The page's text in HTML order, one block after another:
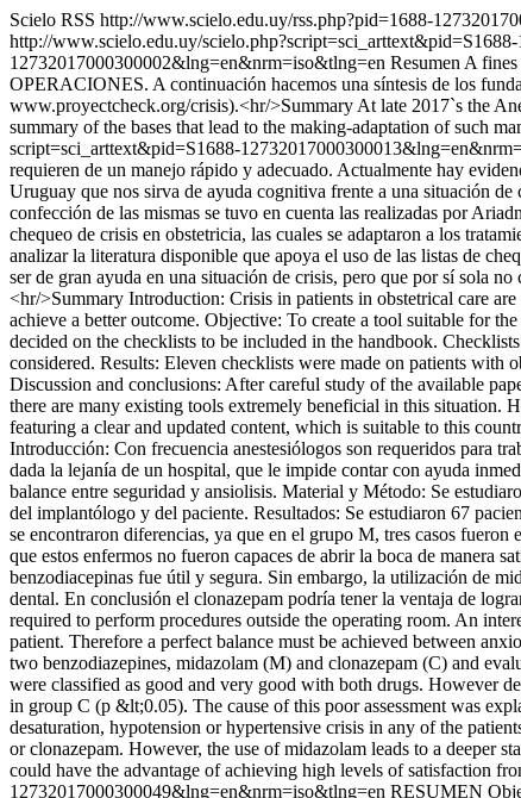
Scielo RSS http://www.scielo.edu.uy/rss.php?pid=1688-
http://www.scielo.edu.uy/
12732017000300002&lng=en&nrm=iso&tlng=en Resumen A
OPERACIONES. A continuación hacemos una síntesis de los
www.proyectcheck.org/crisis).<hr/>Summary At late 2017`s the
summary of the bases that lead to the making-adaptation of such
script=sci_arttext&pid=S1688-
requieren de un manejo rápido y adecuado. Actualmente hay
Uruguay que nos sirva de ayuda cognitiva frente a una situación
confección de las mismas se tuvo en cuenta las realizadas por
chequeo de crisis en obstetricia, las cuales se adaptaron a los
analizar la literatura disponible que apoya el uso de las listas de
ser de gran ayuda en una situación de crisis, pero que por sí sola
<hr/>Summary Introduction: Crisis in patients in obstetrical care
achieve a better outcome. Objective: To create a tool suitable for
decided on the checklists to be included in the handbook.
considered. Results: Eleven checklists were made on patients with
Discussion and conclusions: After careful study of the available
there are many existing tools extremely beneficial in this situation.
featuring a clear and updated content, which is suitable to this
Introducción: Con frecuencia anestesiólogos son requeridos para
dada la lejanía de un hospital, que le impide contar con ayuda
balance entre seguridad y ansiolisis. Material y Método: Se
del implantólogo y del paciente. Resultados: Se estudiaron 67
se encontraron diferencias, ya que en el grupo M, tres casos
que estos enfermos no fueron capaces de abrir la boca de manera
benzodiacepinas fue útil y segura. Sin embargo, la utilización de
dental. En conclusión el clonazepam podría tener la ventaja de
required to perform procedures outside the operating room. An
patient. Therefore a perfect balance must be achieved between
two benzodiazepines, midazolam (M) and clonazepam (C) and
were classified as good and very good with both drugs. However
in group C (p &lt;0.05). The cause of this poor assessment was
desaturation, hypotension or hypertensive crisis in any of the
or clonazepam. However, the use of midazolam leads to a deeper
could have the advantage of achieving high levels of satisfaction
12732017000300049&lng=en&nrm=iso&tlng=en RESUMEN